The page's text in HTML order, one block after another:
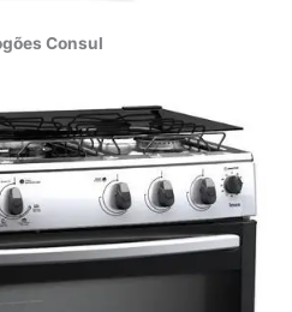
Consul